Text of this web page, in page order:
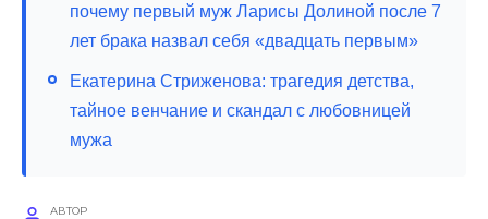
почему первый муж Ларисы Долиной после 7
лет брака назвал себя «двадцать первым»
Екатерина Стриженова: трагедия детства,
тайное венчание и скандал с любовницей
мужа
АВТОР